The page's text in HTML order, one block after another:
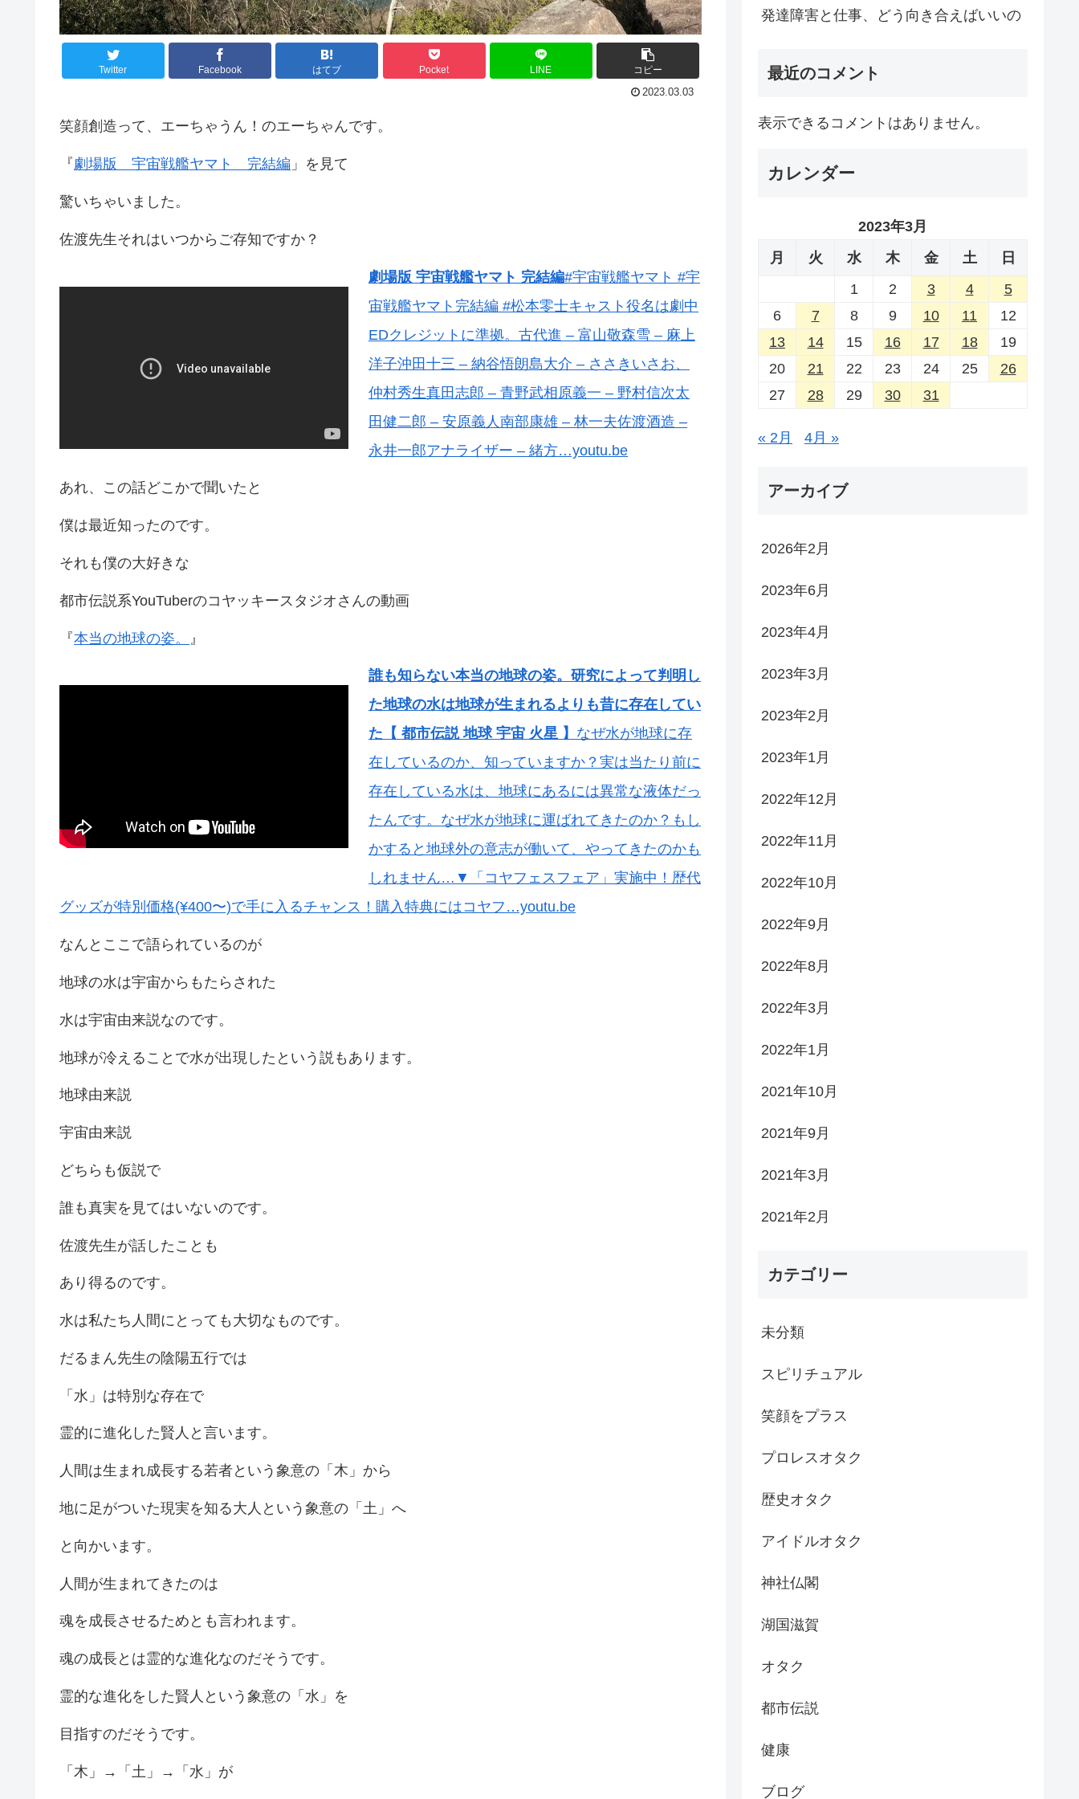
Twitter Facebook はてブ Pocket LINE コピー
2023.03.03
笑顔創造って、エーちゃうん！のエーちゃんです。
『劇場版 宇宙戦艦ヤマト 完結編 」を見て
驚いちゃいました。
佐渡先生それはいつからご存知ですか？
劇場版 宇宙戦艦ヤマト 完結編#宇宙戦艦ヤマト #宇
宙戦艦ヤマト完結編 #松本零士キャスト役名は劇中
EDクレジットに準拠。古代進 – 富山敬森雪 – 麻上
洋子沖田十三 – 納谷悟朗島大介 – ささきいさお、
仲村秀生真田志郎 – 青野武相原義一 – 野村信次太
田健二郎 – 安原義人南部康雄 – 林一夫佐渡酒造 –
永井一郎アナライザー – 緒方…youtu.be
あれ、この話どこかで聞いたと
僕は最近知ったのです。
それも僕の大好きな
都市伝説系YouTuberのコヤッキースタジオさんの動画
『本当の地球の姿。 』
誰も知らない本当の地球の姿。研究によって判明し
た地球の水は地球が生まれるよりも昔に存在してい
た【 都市伝説 地球 宇宙 火星 】 なぜ水が地球に存
在しているのか、知っていますか？実は当たり前に
存在している水は、地球にあるには異常な液体だっ
たんです。なぜ水が地球に運ばれてきたのか？もし
かすると地球外の意志が働いて、やってきたのかも
しれません…▼「コヤフェスフェア」実施中！歴代
グッズが特別価格(¥400〜)で手に入るチャンス！購入特典にはコヤフ…youtu.be
なんとここで語られているのが
地球の水は宇宙からもたらされた
水は宇宙由来説なのです。
地球が冷えることで水が出現したという説もあります。
地球由来説
宇宙由来説
どちらも仮説で
誰も真実を見てはいないのです。
佐渡先生が話したことも
あり得るのです。
水は私たち人間にとっても大切なものです。
だるまん先生の陰陽五行では
「水」は特別な存在で
霊的に進化した賢人と言います。
人間は生まれ成長する若者という象意の「木」から
地に足がついた現実を知る大人という象意の「土」へ
と向かいます。
人間が生まれてきたのは
魂を成長させるためとも言われます。
魂の成長とは霊的な進化なのだそうです。
霊的な進化をした賢人という象意の「水」を
目指すのだそうです。
「木」→「土」→「水」が
発達障害と仕事、どう向き合えばいいの
最近のコメント
表示できるコメントはありません。
カレンダー
2023年3月
月
火 水 木 金 土
日
1
2 3 4
5
6
7 8 9 10 11
12
13
14 15 16 17 18
19
20
21 22 23 24 25
26
27
28 29 30 31
« 2月 4月 »
アーカイブ
2026年2月
2023年6月
2023年4月
2023年3月
2023年2月
2023年1月
2022年12月
2022年11月
2022年10月
2022年9月
2022年8月
2022年3月
2022年1月
2021年10月
2021年9月
2021年3月
2021年2月
カテゴリー
未分類
スピリチュアル
笑顔をプラス
プロレスオタク
歴史オタク
アイドルオタク
神社仏閣
湖国滋賀
オタク
都市伝説
健康
ブログ